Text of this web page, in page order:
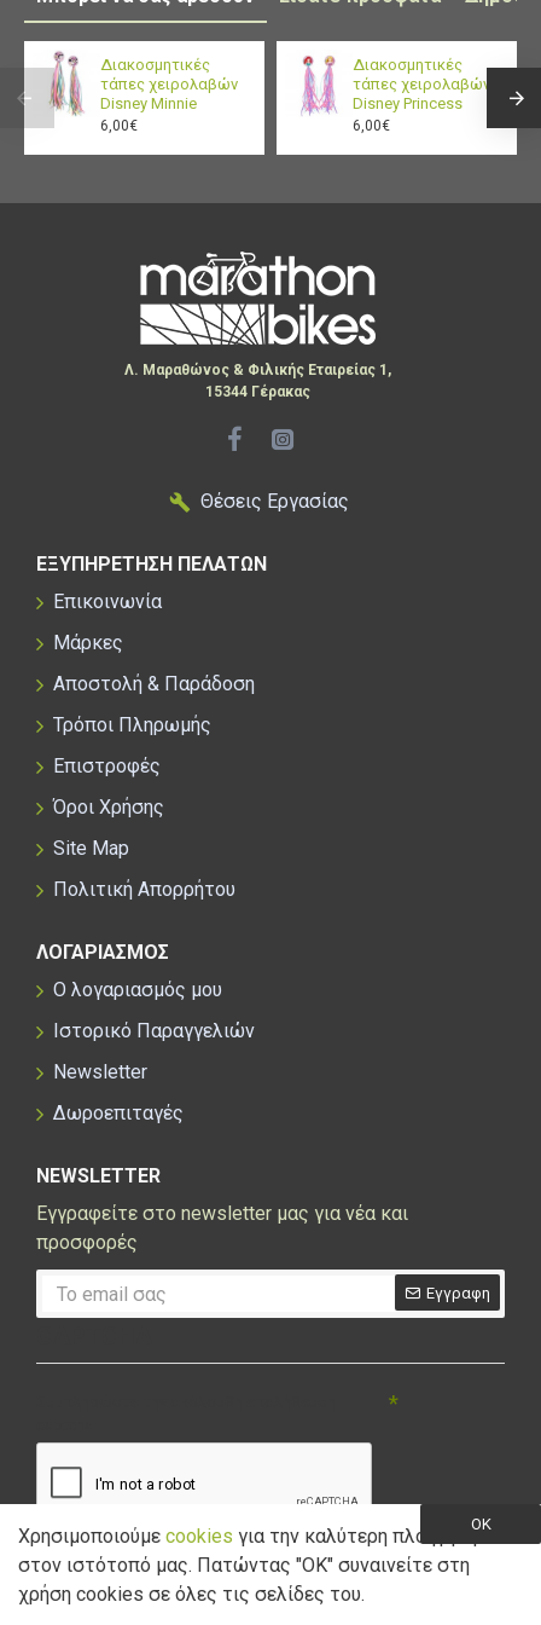
Διακοσμητικές
τάπες χειρολαβών
Disney Minnie
6,00€
Διακοσμητικές
τάπες χειρολαβών
Disney Princess
6,00€
Λ. Μαραθώνος & Φιλικής Εταιρείας 1,
15344 Γέρακας
Θέσεις Εργασίας
ΕΞΥΠΗΡΕΤΗΣΗ ΠΕΛΑΤΩΝ
Επικοινωνία
Μάρκες
Αποστολή & Παράδοση
Τρόποι Πληρωμής
Επιστροφές
Όροι Χρήσης
Site Map
Πολιτική Απορρήτου
ΛΟΓΑΡΙΑΣΜΟΣ
Ο λογαριασμός μου
Ιστορικό Παραγγελιών
Newsletter
Δωροεπιταγές
NEWSLETTER
Εγγραφείτε στο newsletter μας για νέα και
προσφορές
Εγγραφη
Έχω διαβάσει και αποδέχομαι την Πολιτική Απορρήτου
OK
Χρησιμοποιούμε cookies για την καλύτερη πλοήγηση
στον ιστότοπό μας. Πατώντας "ΟK" συναινείτε στη
χρήση cookies σε όλες τις σελίδες του.